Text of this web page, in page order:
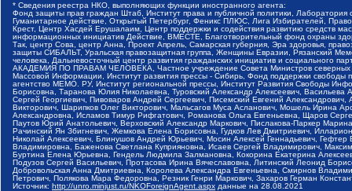
* Сведения реестра НКО, выполняющих функции иностранного агента:
Фонд защиты прав граждан Штаб, Институт права и публичной политики,
Гуманитарное действие, Открытый Петербург, Феникс ПЛЮС, Лига Избирателей,
Крест, Центр Хасдей Ерушалаим, Центр поддержки и содействия развитию средств
информационных инициатив Действие, ВМЕСТЕ, Благотворительный фонд охраны
Так, центр Сова, центр Анна, Проект Апрель, Самарская губерния, Эра здоровья,
защиты СИБАЛЬТ, Уральская правозащитная группа, Женщины Евразии, Рязанский
человека, Дальневосточный центр развития гражданских инициатив и социального
АКАДЕМИЯ ПО ПРАВАМ ЧЕЛОВЕКА, Частное учреждение Совета Министров северных
Массовой Информации, Институт развития прессы - Сибирь, Фонд поддержки
агентство МЕМО. РУ, Институт региональной прессы, Институт Развития Свободы
Борисовна, Таранова Юлия Николаевна, Туровский Александр Алексеевич,
Сергей Георгиевич, Пивоваров Андрей Сергеевич, Писемский Евгений
Викторович, Шарипков Олег Викторович, Мальсагов Муса Асланович, Мошель Ирина
Александровна, Исламов Тимур Рифгатович, Романова Ольга Евгеньевна, Щаров
Паутов Юрий Анатольевич, Верховский Александр Маркович, Пислакова-Паркер
Рачинский Ян Збигневич, Жемкова Елена Борисовна, Гудков Лев Дмитриевич,
Николай Алексеевич, Блинушов Андрей Юрьевич, Мосин Алексей Геннадьевич,
Владимировна, Баженова Светлана Куприяновна, Исаев Сергей Владимирович,
Буртина Елена Юрьевна, Гендель Людмила Залмановна, Кокорина Екатерина
Подузов Сергей Васильевич, Протасова Ирина Вячеславовна, Литинский Леонид
Добровольская Анна Дмитриевна, Королева Александра Евгеньевна, Смирнов
Петрович, Полякова Мара Федоровна, Резник Генри Маркович, Захаров Герман
Источник: http://unro.minjust.ru/NKOForeignAgent.aspx данные на 28.08.2021